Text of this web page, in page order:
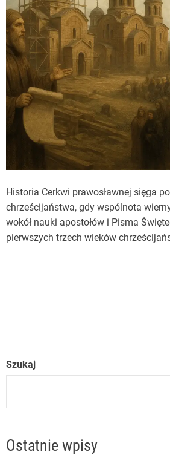
Historia Cerkwi prawosławnej sięga
chrześcijaństwa, gdy wspólnota
wokół nauki apostołów i Pisma
pierwszych trzech wieków
Szukaj
Ostatnie wpisy